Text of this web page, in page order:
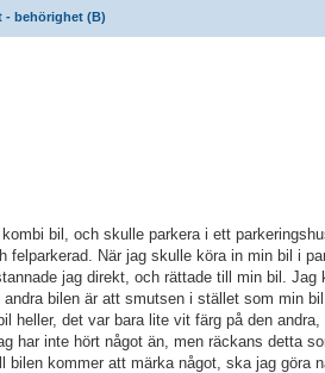
- behörighet (B)
bil, och skulle parkera i ett
När jag skulle köra in min bil i
jag direkt, och rättade till min bil. Jag
bilen är att smutsen i stället som min
heller, det var bara lite vit färg på den
har inte hört något än, men räckans detta
kommer att märka något, ska jag göra